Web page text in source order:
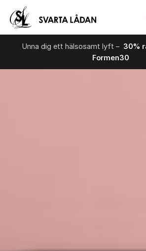
Unna dig ett hälsosamt lyft – 30%
Formen30